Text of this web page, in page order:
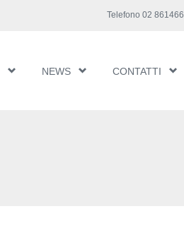
NEWS CONTATTI
Telefono 02 861466